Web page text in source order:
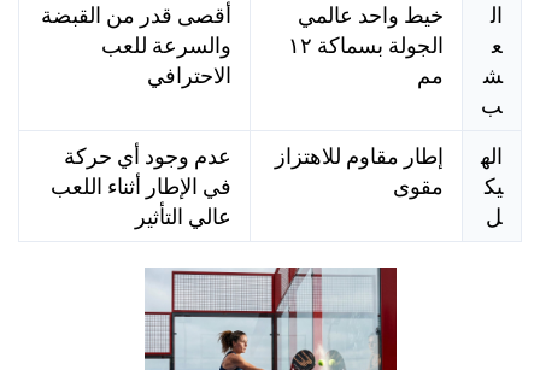
ال
ع
ش
ب
خيط واحد عالمي
الجولة بسماكة ١٢
مم
أقصى قدر من القبضة
والسرعة للعب
الاحترافي
اله
يك
ل
إطار مقاوم للاهتزاز
مقوى
عدم وجود أي حركة
في الإطار أثناء اللعب
عالي التأثير